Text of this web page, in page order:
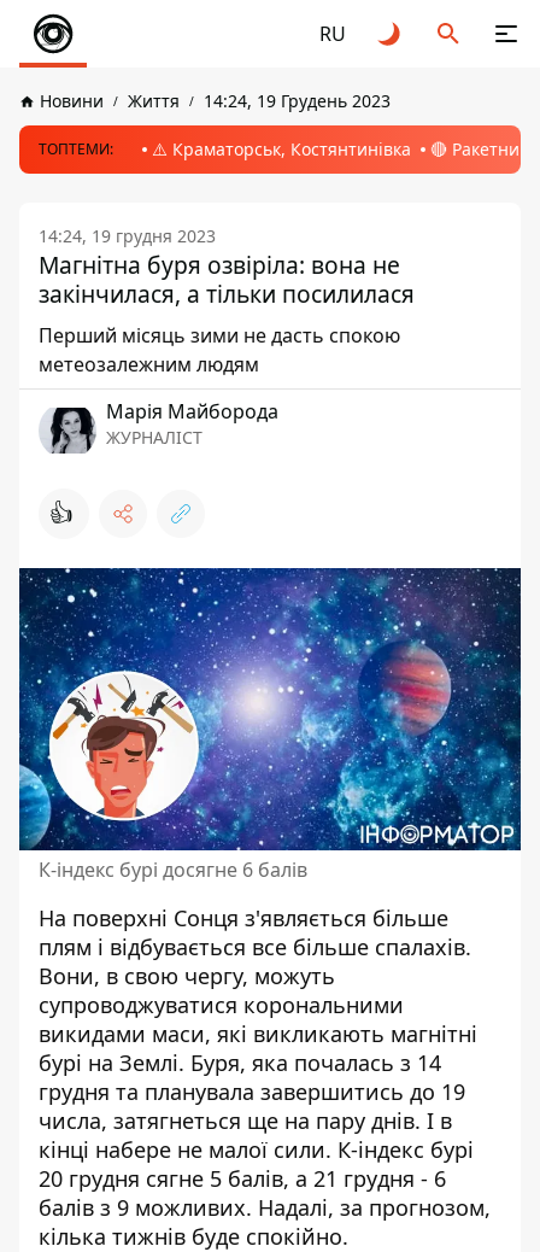
RU
Новини Життя 14:24, 19 Грудень 2023
ТОПТЕМИ: ⚠️ Краматорськ, Костянтинівка 🔴 Ракетний
14:24, 19 грудня 2023
Магнітна буря озвіріла: вона не
закінчилася, а тільки посилилася
Перший місяць зими не дасть спокою
метеозалежним людям
Марія Майборода
ЖУРНАЛІСТ
👍
К-індекс бурі досягне 6 балів
На поверхні Сонця з'являється більше
плям і відбувається все більше спалахів.
Вони, в свою чергу, можуть
супроводжуватися корональними
викидами маси, які викликають магнітні
бурі на Землі. Буря, яка почалась з 14
грудня та планувала завершитись до 19
числа, затягнеться ще на пару днів. І в
кінці набере не малої сили. К-індекс бурі
20 грудня сягне 5 балів, а 21 грудня - 6
балів з 9 можливих. Надалі, за прогнозом,
кілька тижнів буде спокійно.